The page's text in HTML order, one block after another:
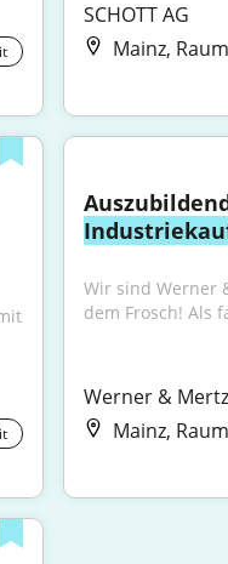
SCHOTT AG
Mainz,
Wir sind Werner
dem Frosch! Als
Werner &
Mainz,